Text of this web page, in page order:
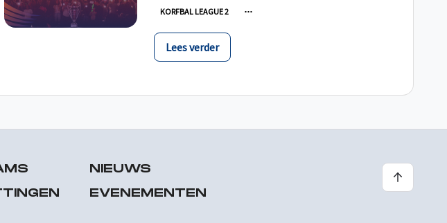
KORFBAL LEAGUE 2
Lees verder
NIEUWS
EVENEMENTEN